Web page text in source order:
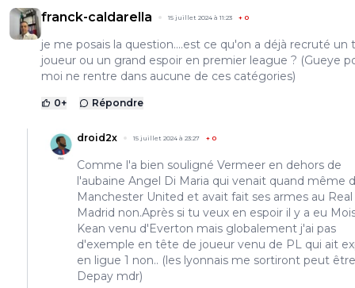
franck-caldarella 15 juillet 2024 à 11:23 + 0
je me posais la question....est ce qu'on a déjà recruté un
joueur ou un grand espoir en premier league ? (Gueye
moi ne rentre dans aucune de ces catégories)
0+ Répondre
droid2x 15 juillet 2024 à 23:27 + 0
Comme l'a bien souligné Vermeer en dehors de
l'aubaine Angel Di Maria qui venait quand même
Manchester United et avait fait ses armes au Real
Madrid non.Après si tu veux en espoir il y a eu
Kean venu d'Everton mais globalement j'ai pas
d'exemple en tête de joueur venu de PL qui ait
en ligue 1 non.. (les lyonnais me sortiront peut être
Depay mdr)